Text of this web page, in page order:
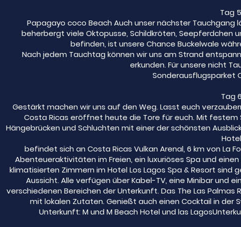
Tag
Papagayo coco Beach Auch unser nächster Tauchgang
beherbergt viele Oktopusse, Schildkröten, Seepferdchen
befinden, ist unsere Chance Buckelwale
Nach jedem Tauchtag können wir uns am Strand
erkunden. Für unsere nicht
Sonderausflugsparket
Tag 6
Gestärkt machen wir uns auf den Weg. Lasst euch
Costa Ricas eröffnet heute die Tore für euch. Mit festem
Hängebrücken und Schluchten mit einer der schönsten
Hotel
befindet sich an Costa Ricas Vulkan Arenal, 6 km von La
Abenteueraktivitäten im Freien, ein luxuriöses Spa und
klimatisierten Zimmern im Hotel Los Lagos Spa & Resort
Aussicht. Alle verfügen über Kabel-TV, eine Minibar und
verschiedenen Bereichen der Unterkunft. Das The Las
mit lokalen Zutaten. Genießt auch einen Cocktail in der
Unterkunft: M und M Beach Hotel und las